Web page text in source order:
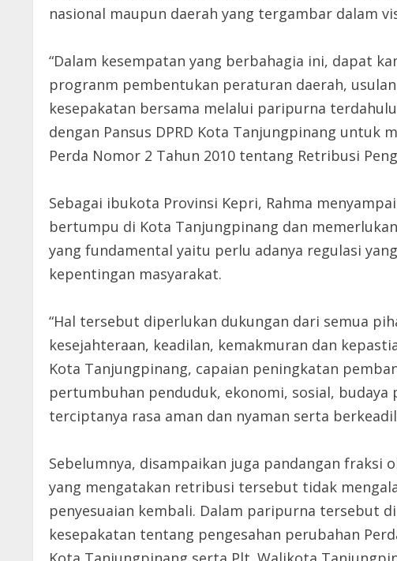
nasional maupun daerah yang tergambar dalam
“Dalam kesempatan yang berbahagia ini, dapat
progranm pembentukan peraturan daerah,
kesepakatan bersama melalui paripurna
dengan Pansus DPRD Kota Tanjungpinang untuk
Perda Nomor 2 Tahun 2010 tentang Retribusi
Sebagai ibukota Provinsi Kepri, Rahma
bertumpu di Kota Tanjungpinang dan
yang fundamental yaitu perlu adanya regulasi
kepentingan masyarakat.
“Hal tersebut diperlukan dukungan dari semua
kesejahteraan, keadilan, kemakmuran dan
Kota Tanjungpinang, capaian peningkatan
pertumbuhan penduduk, ekonomi, sosial,
terciptanya rasa aman dan nyaman serta
Sebelumnya, disampaikan juga pandangan fraksi
yang mengatakan retribusi tersebut tidak
penyesuaian kembali. Dalam paripurna tersebut
kesepakatan tentang pengesahan perubahan